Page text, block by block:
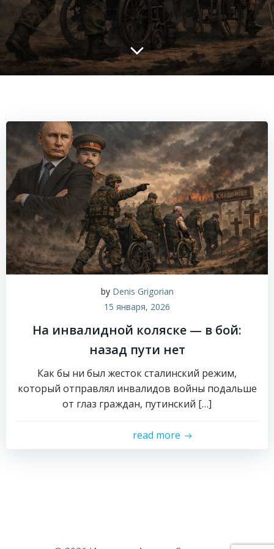
by Denis Grigorian
15 января, 2026
На инвалидной коляске — в бой:
назад пути нет
Как бы ни был жесток сталинский режим,
который отправлял инвалидов войны подальше
от глаз граждан, путинский […]
read more